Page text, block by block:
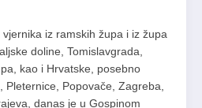
iz ramskih župa i iz župa
doline, Tomislavgrada,
kao i Hrvatske, posebno
Pleternice, Popovače, Zagreba,
danas je u Gospinom